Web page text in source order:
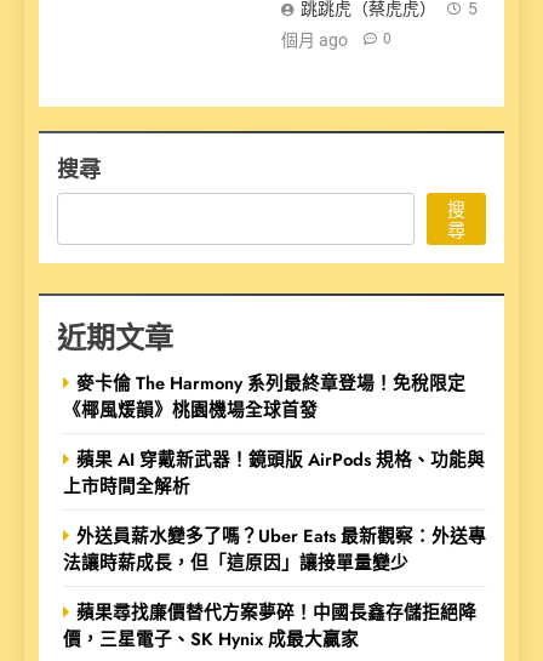
跳跳虎（蔡虎虎）
5
個月 ago
0
搜尋
搜
尋
近期文章
麥卡倫 The Harmony 系列最終章登場！免稅限定
《椰風煖韻》桃園機場全球首發
蘋果 AI 穿戴新武器！鏡頭版 AirPods 規格、功能與
上市時間全解析
外送員薪水變多了嗎？Uber Eats 最新觀察：外送專
法讓時薪成長，但「這原因」讓接單量變少
蘋果尋找廉價替代方案夢碎！中國長鑫存儲拒絕降
價，三星電子、SK Hynix 成最大贏家